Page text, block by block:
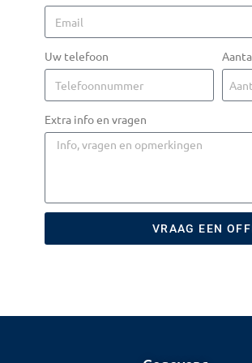
Uw telefoon
Extra info en vragen
VRAAG EEN